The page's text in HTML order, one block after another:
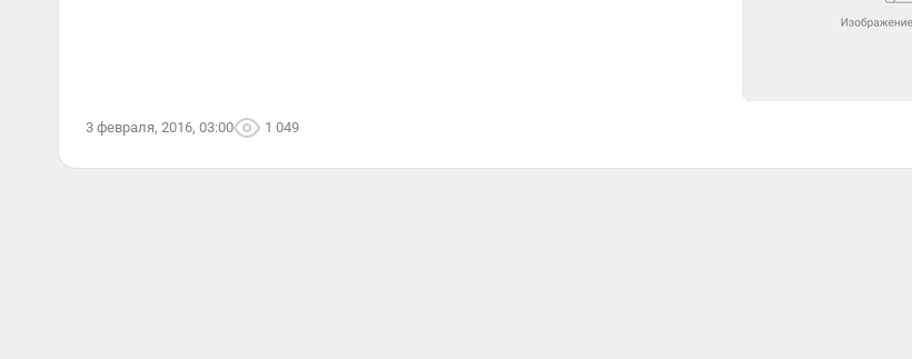
3 февраля, 2016, 03:00 1 049